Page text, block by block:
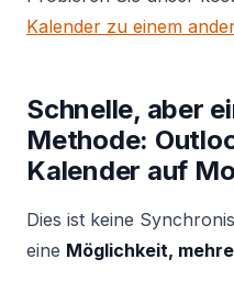
Kalender zu einem
Schnelle, aber
Methode:
Kalender auf
Dies ist keine
eine Möglichkeit,